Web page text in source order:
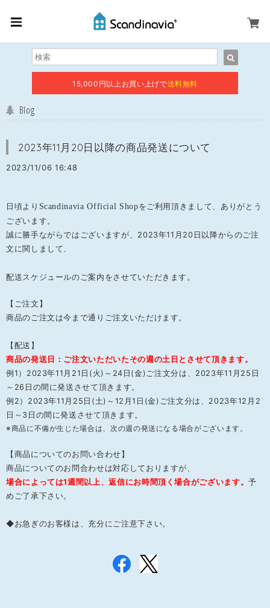
15,000円以上お買い上げで送料無料
Blog
2023年11月20日以降の商品発送について
2023/11/06 16:48
日頃より Scandinavia Official Shopをご利用頂きまして、ありがとう
ございます。
誠に勝手ながらではございますが、2023年11月20日以降からのご注
文に関しまして、
配送スケジュールのご案内をさせていただきます。
【ご注文】
商品のご注文は今まで通りご注文いただけます。
【配送】
商品の発送日：ご注文いただいたその週の土日とさせて頂きます。
例1 ）2023年11月21日(火)～24日(金)ご注文分は、2023年11月25日
～26日の間に発送させて頂きます。
例2） 2023年11月25日(土)～12月1日(金)ご注文分は、 2023年12月2
日～3日 の間に発送させて頂きます。
※商品に不備が生じた場合は、次の週の発送になる場合がございます。
【商品についてのお問い合わせ】
商品についてのお問合わせは対応しておりますが、
場合によっては1週間以上、返信にお時間頂く場合がございます。予
めご了承下さい。
◆お急ぎのお客様は、充分にご注意下さい。